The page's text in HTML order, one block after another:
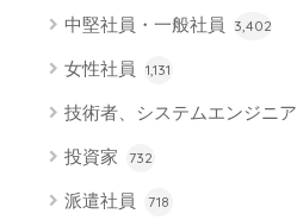
中堅社員・一般社員 3,402
女性社員 1,131
技術者、システムエンジニア
投資家 732
派遣社員 718